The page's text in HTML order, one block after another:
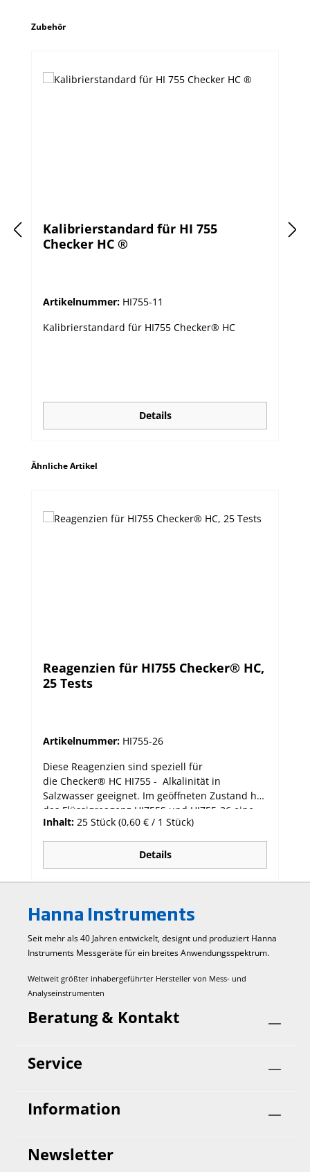
Produktgalerie überspringen
Zubehör
Kalibrierstandard für HI 755
Checker HC ®
Artikelnummer: HI755-11
Kalibrierstandard für HI755 Checker® HC
Details
Produktgalerie überspringen
Ähnliche Artikel
Reagenzien für HI755 Checker® HC,
25 Tests
Artikelnummer: HI755-26
Diese Reagenzien sind speziell für
die Checker® HC HI755 - Alkalinität in
Salzwasser geeignet. Im geöffneten Zustand hat
das Flüssigreagenz HI755S und HI755-26 eine
Haltbarkeit von 3 Monaten. Empfohlene
Lagerungstemperatur 20°C. Höhere
Lagerungstemperaturen sind zu vermeiden.
vorgefertigte und -dosierte Reagenzien für eine
einfache Anwendung HI755-26 besteht aus
Tests und einer Spritze für die optinale
Chargennummer versehen Verpackungseinheit:
Flasche Menge: für 25 Tests Methode:
Inhalt: 25 Stück (0,60 € / 1 Stück)
Details
Hanna Instruments
Seit mehr als 40 Jahren entwickelt, designt und produziert Hanna
Instruments Mess­geräte für ein breites Anwendungs­spektrum.
Weltweit größter inhabergeführter Hersteller von Mess- und
Analyseinstrumenten
Beratung & Kontakt
Service
Information
Newsletter